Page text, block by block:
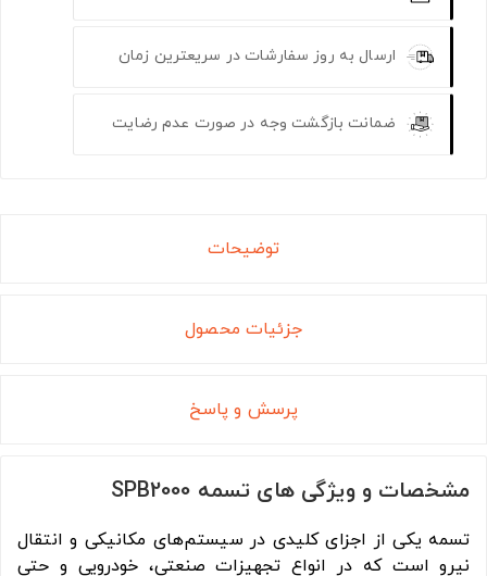
ارسال به روز سفارشات در سریعترین زمان
ضمانت بازگشت وجه در صورت عدم رضایت
توضیحات
جزئیات محصول
پرسش و پاسخ
مشخصات و ویژگی های تسمه SPB2000
تسمه یکی از اجزای کلیدی در سیستم‌های مکانیکی و انتقال
نیرو است که در انواع تجهیزات صنعتی، خودرویی و حتی